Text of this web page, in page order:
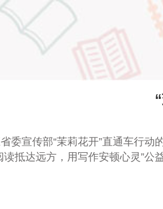
委宣传部“茉莉花开”直通车行
读抵达远方，用写作安顿心灵”公